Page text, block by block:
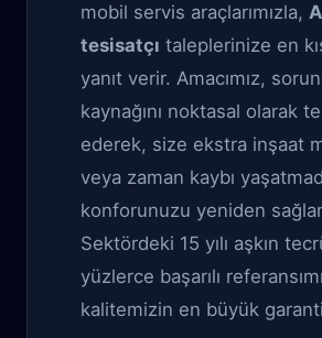
mobil servis araçlarımızla,
tesisatçı taleplerinize en
yanıt verir. Amacımız,
kaynağını noktasal olarak
ederek, size ekstra inşaat
veya zaman kaybı
konforunuzu yeniden
Sektördeki 15 yılı aşkın
yüzlerce başarılı
kalitemizin en büyük